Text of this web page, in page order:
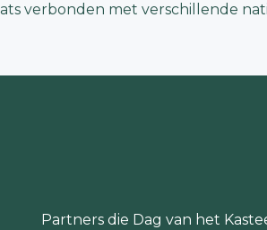
verbonden met verschillende
Partners die Dag van het